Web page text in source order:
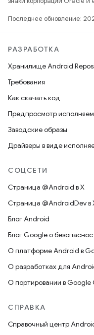
Последнее обновление:
РАЗРАБОТКА
Хранилище Android
Требования
Как скачать код
Предпросмотр
Заводские образы
Драйверы в виде
СОЦСЕТИ
Страница @Android в X
Страница @AndroidDev в
Блог Android
Блог Google о
О платформе Android в
О разработках для
О портировании в Google
СПРАВКА
Справочный центр